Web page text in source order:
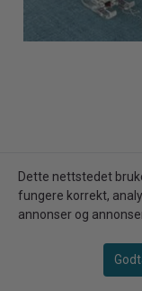
(4i11) Husqvarna
Dette nettstedet
fungere korrekt,
annonser og